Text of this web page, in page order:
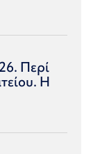
Περί
Η